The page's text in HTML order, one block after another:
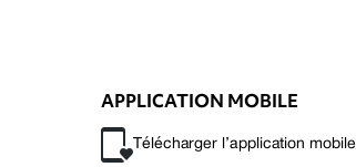
APPLICATION MOBILE
Télécharger l’application mobile